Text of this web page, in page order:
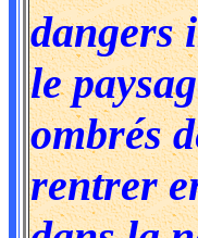
dangers
le
ombrés
rentrer